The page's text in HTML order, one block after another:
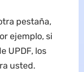
pestaña,
ejemplo, si
UPDF, los
usted.